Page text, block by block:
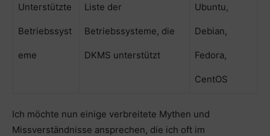
Unterstützte
Betriebssyst
eme
Liste der
Betriebssysteme, die
DKMS unterstützt
Ubuntu,
Debian,
Fedora,
CentOS
Ich möchte nun einige verbreitete Mythen und
Missverständnisse ansprechen, die ich oft im